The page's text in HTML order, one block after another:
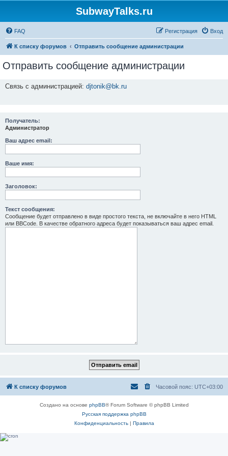
SubwayTalks.ru
FAQ Вход
Регистрация
К списку форумов Отправить сообщение администрации
Отправить сообщение администрации
Связь с администрацией: djtonik@bk.ru
Получатель:
Администратор
Ваш адрес email:
Ваше имя:
Заголовок:
Текст сообщения:
Сообщение будет отправлено в виде простого текста, не включайте в него HTML
или BBCode. В качестве обратного адреса будет показываться ваш адрес email.
К списку форумов Часовой пояс: UTC+03:00
Создано на основе phpBB® Forum Software © phpBB Limited
Русская поддержка phpBB
Конфиденциальность| Правила